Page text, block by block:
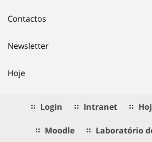
Contactos
Newsletter
Hoje
Login Intranet
Moodle Laboratório